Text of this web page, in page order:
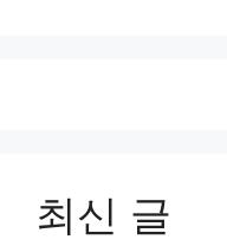
최신 글